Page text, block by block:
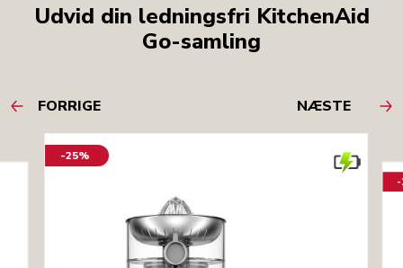
Udvid din ledningsfri KitchenAid
Go-samling
FORRIGE NÆSTE
-25%
-